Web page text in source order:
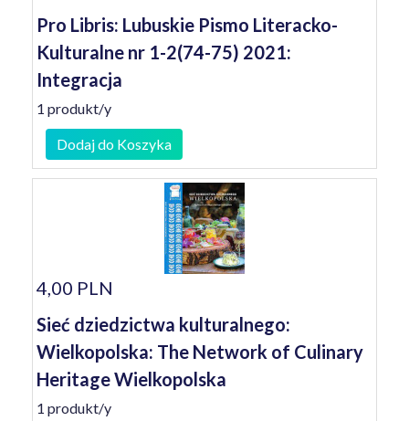
Pro Libris: Lubuskie Pismo Literacko-
Kulturalne nr 1-2(74-75) 2021:
Integracja
1 produkt/y
Dodaj do Koszyka
4,00 PLN
Sieć dziedzictwa kulturalnego:
Wielkopolska: The Network of Culinary
Heritage Wielkopolska
1 produkt/y